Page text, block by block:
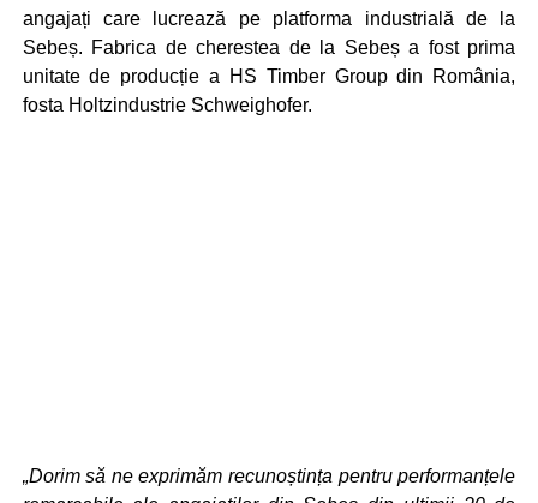
angajați care lucrează pe platforma industrială de la
Sebeș. Fabrica de cherestea de la Sebeș a fost prima
unitate de producție a HS Timber Group din România,
fosta Holtzindustrie Schweighofer.
„Dorim să ne exprimăm recunoștința pentru performanțele